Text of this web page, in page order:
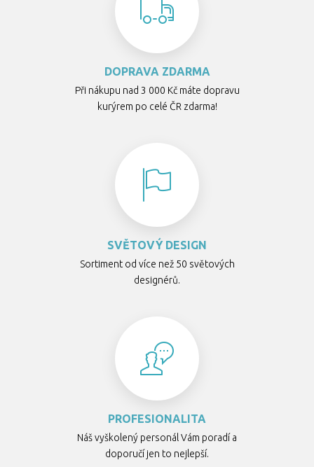
DOPRAVA ZDARMA
Při nákupu nad 3 000 Kč máte dopravu
kurýrem po celé ČR zdarma!
SVĚTOVÝ DESIGN
Sortiment od více než 50 světových
designérů.
PROFESIONALITA
Náš vyškolený personál Vám poradí a
doporučí jen to nejlepší.